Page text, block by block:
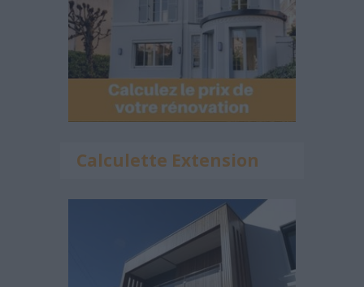
Calculette Extension